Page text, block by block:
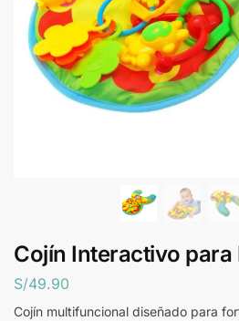
Cojín Interactivo para
S/49.90
Cojín multifuncional diseñado para